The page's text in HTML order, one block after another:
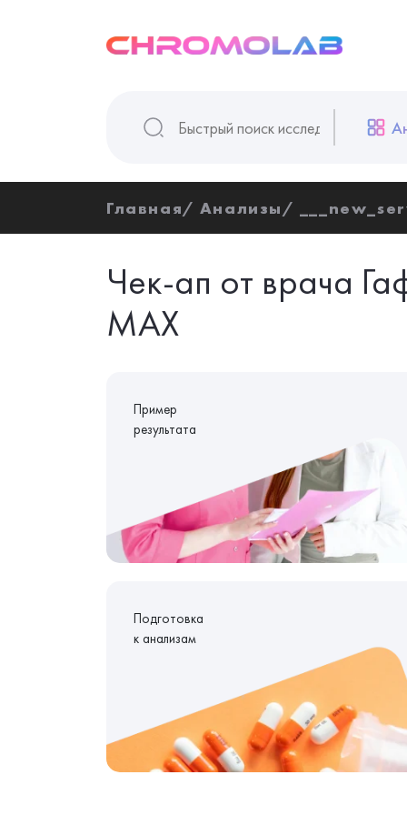
Главная Анализы
Чек-ап от врача
MAX
Пример
результата
Подготовка
к анализам